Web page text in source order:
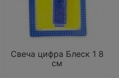
Свеча цифра Блеск 1 8
см